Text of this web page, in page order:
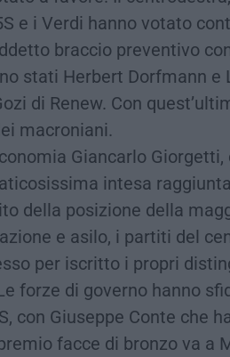
e i Verdi hanno votato
braccio preventivo
stati Herbert Dorfmann e
di Renew. Con
macroniani.
Giancarlo
intesa
della posizione della
e asilo, i partiti del
per iscritto i propri
forze di governo hanno
con Giuseppe Conte che
facce di bronzo va a